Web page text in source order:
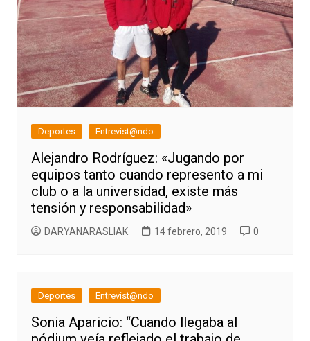
Deportes Entrevist@ndo
Alejandro Rodríguez: «Jugando por
equipos tanto cuando represento a mi
club o a la universidad, existe más
tensión y responsabilidad»
DARYANARASLIAK 14 febrero, 2019 0
Deportes Entrevist@ndo
Sonia Aparicio: “Cuando llegaba al